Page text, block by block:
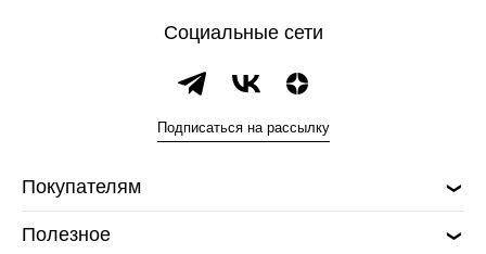
Социальные сети
Подписаться на рассылку
Покупателям
Полезное